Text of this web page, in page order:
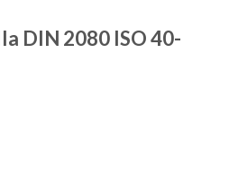
DIN 2080 ISO 40-